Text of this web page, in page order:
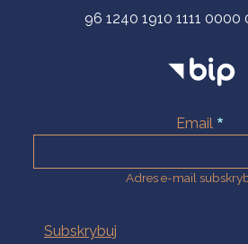
96 1240 1910 1111
Email
Adres e-mail